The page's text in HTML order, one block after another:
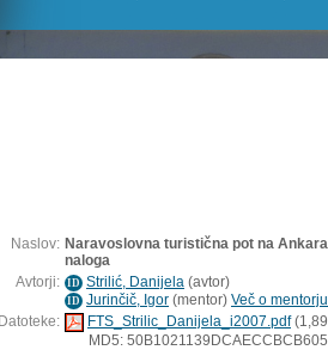
Naslov: Naravoslovna turistična pot na
naloga
Avtorji: ID Strilić, Danijela (avtor)
ID Jurinčič, Igor (mentor) Več o
Datoteke:
FTS_Strilic_Danijela_i2007.pdf
MD5: